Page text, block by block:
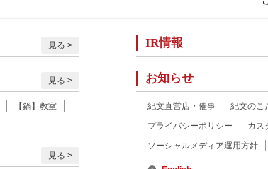
見る
見る
【鍋】教室
見る
IR情報
お知らせ
紀文直営店・催事
紀文のこ
プライバシーポリシー
カス
ソーシャルメディア運用方針